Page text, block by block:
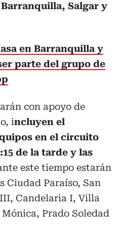
Salgar y
en Barranquilla y
parte del grupo de
con apoyo de
incluyen el
en el circuito
de la tarde y las
este tiempo estarán
Ciudad Paraíso, San
Candelaria I, Villa
Prado Soledad